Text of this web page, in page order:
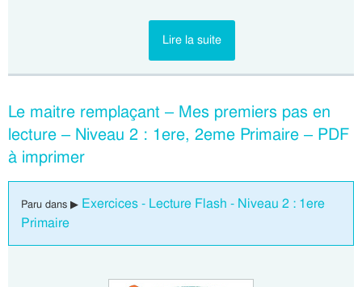
Lire la suite
Le maitre remplaçant – Mes premiers pas en
lecture – Niveau 2 : 1ere, 2eme Primaire – PDF
à imprimer
Paru dans ▶ Exercices - Lecture Flash - Niveau 2 : 1ere
Primaire